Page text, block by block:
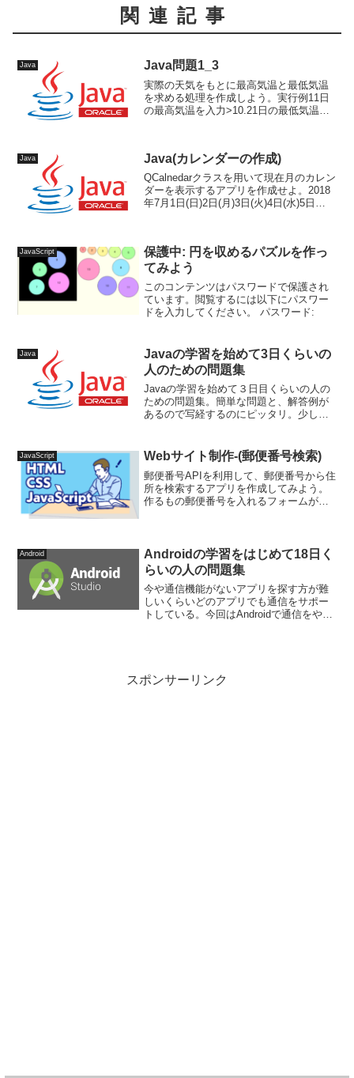
関連記事
Java Java問題1_3
実際の天気をもとに最高気温と最低気温
を求める処理を作成しよう。実行例11日
の最高気温を入力>10.21日の最低気温を
Java Java(カレンダーの作成)
QCalnedarクラスを用いて現在月のカレン
ダーを表示するアプリを作成せよ。2018
年7月1日(日)2日(月)3日(火)4日(水)5日
JavaScript
保護中: 円を収めるパズルを作っ
てみよう
このコンテンツはパスワードで保護され
ています。閲覧するには以下にパスワー
ドを入力してください。 パスワード:
Java
Javaの学習を始めて3日くらいの
人のための問題集
Javaの学習を始めて３日目くらいの人の
ための問題集。簡単な問題と、解答例が
あるので写経するのにピッタリ。少し考
代入して以下の結果を求め出力せよ。
x+yx-yx...
JavaScript Webサイト制作-(郵便番号検索)
郵便番号APIを利用して、郵便番号から住
所を検索するアプリを作成してみよう。
作るもの郵便番号を入れるフォームがあ
る場合がある。989...
Android
Androidの学習をはじめて18日く
らいの人の問題集
今や通信機能がないアプリを探す方が難
しいくらいどのアプリでも通信をサポー
トしている。今回はAndroidで通信をやっ
スポンサーリンク